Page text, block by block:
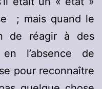
; mais quand le
de réagir à des
l’absence de
pour reconnaître